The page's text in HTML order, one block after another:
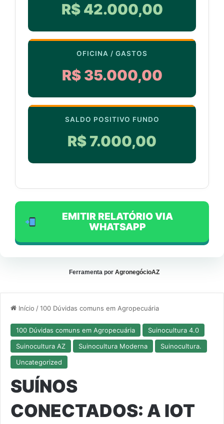
R$ 42.000,00
OFICINA / GASTOS
R$ 35.000,00
SALDO POSITIVO FUNDO
R$ 7.000,00
EMITIR RELATÓRIO VIA
WHATSAPP
Ferramenta por AgronegócioAZ
Início /100 Dúvidas comuns em Agropecuária
100 Dúvidas comuns em Agropecuária
Suinocultura 4.0
Suinocultura AZ
Suinocultura Moderna
Suinocultura.
Uncategorized
SUÍNOS
CONECTADOS: A IOT